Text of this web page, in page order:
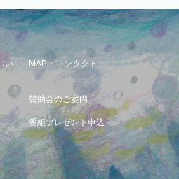
い
MAP・コンタクト
賛助会のご案内
番組プレゼント申込